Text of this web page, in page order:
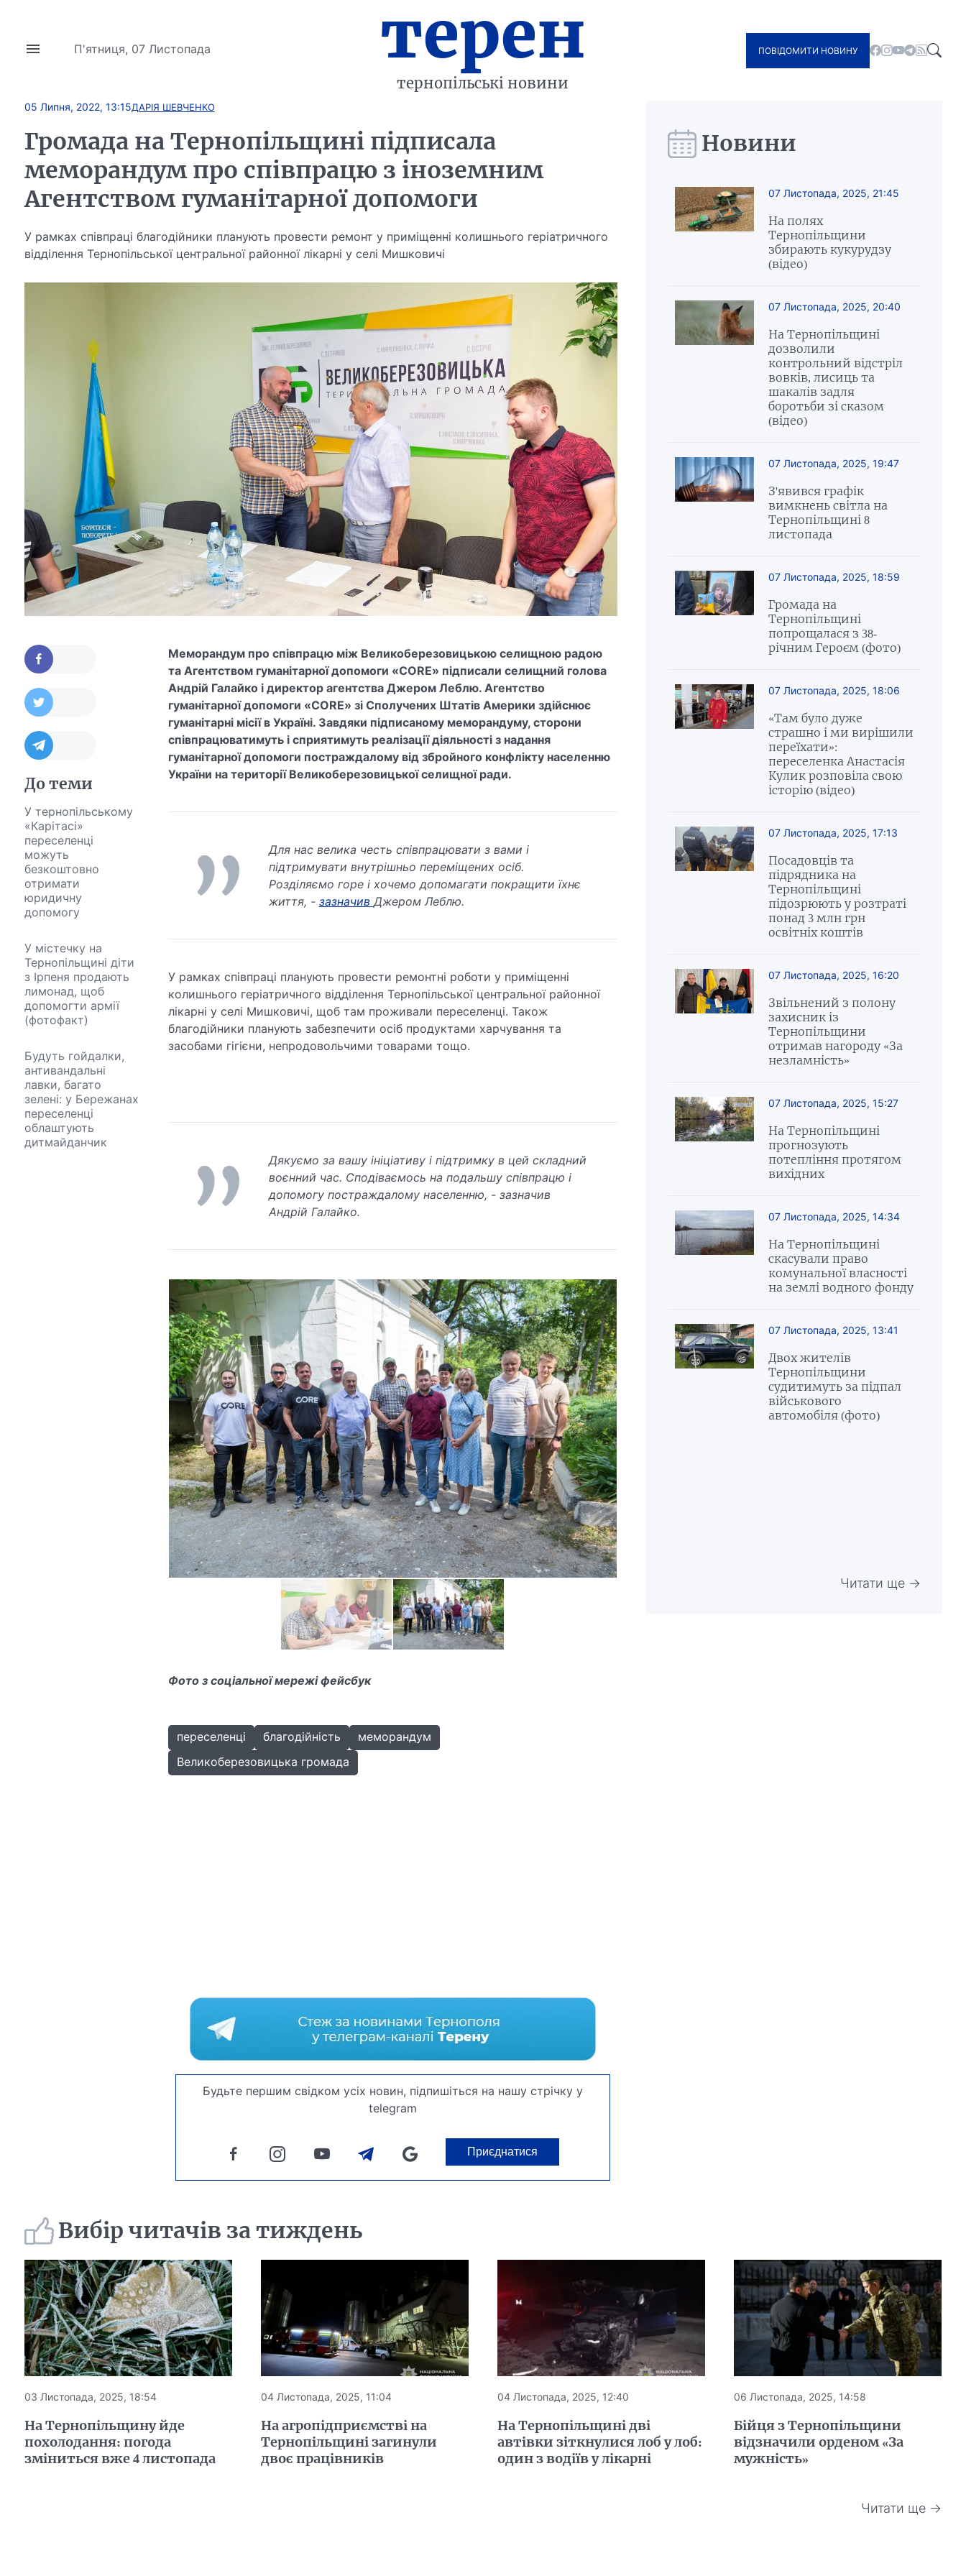
П'ятниця, 07 Листопада терен
тернопільські новини
ПОВІДОМИТИ НОВИНУ
05 Липня, 2022, 13:15ДАРІЯ ШЕВЧЕНКО
Громада на Тернопільщині підписала
меморандум про співпрацю з іноземним
Агентством гуманітарної допомоги
У рамках співпраці благодійники планують провести ремонт у приміщенні колишнього геріатричного
відділення Тернопільської центральної районної лікарні у селі Мишковичі
До теми
У тернопільському
«Карітасі»
переселенці
можуть
безкоштовно
отримати
юридичну
допомогу
У містечку на
Тернопільщині діти
з Ірпеня продають
лимонад, щоб
допомогти армії
(фотофакт)
Будуть гойдалки,
антивандальні
лавки, багато
зелені: у Бережанах
переселенці
облаштують
дитмайданчик
Меморандум про співпрацю між Великоберезовицькою селищною радою
та Агентством гуманітарної допомоги «CORE» підписали селищний голова
Андрій Галайко і директор агентства Джером Леблю. Агентство
гуманітарної допомоги «CORE» зі Сполучених Штатів Америки здійснює
гуманітарні місії в Україні. Завдяки підписаному меморандуму, сторони
співпрацюватимуть і сприятимуть реалізації діяльності з надання
гуманітарної допомоги постраждалому від збройного конфлікту населенню
України на території Великоберезовицької селищної ради.
Для нас велика честь співпрацювати з вами і
підтримувати внутрішньо переміщених осіб.
Розділяємо горе і хочемо допомагати покращити їхнє
життя, - зазначивДжером Леблю.
У рамках співпраці планують провести ремонтні роботи у приміщенні
колишнього геріатричного відділення Тернопільської центральної районної
лікарні у селі Мишковичі, щоб там проживали переселенці. Також
благодійники планують забезпечити осіб продуктами харчування та
засобами гігієни, непродовольчими товарами тощо.
Дякуємо за вашу ініціативу і підтримку в цей складний
воєнний час. Сподіваємось на подальшу співпрацю і
допомогу постраждалому населенню, - зазначив
Андрій Галайко.
Фото з соціальної мережі фейсбук
переселенці благодійність
меморандум
Великоберезовицька громада
Будьте першим свідком усіх новин, підпишіться на нашу стрічку у
telegram
Приєднатися
Новини
07 Листопада, 2025, 21:45
На полях
Тернопільщини
збирають кукурудзу
(відео)
07 Листопада, 2025, 20:40
На Тернопільщині
дозволили
контрольний відстріл
вовків, лисиць та
шакалів задля
боротьби зі сказом
(відео)
07 Листопада, 2025, 19:47
З'явився графік
вимкнень світла на
Тернопільщині 8
листопада
07 Листопада, 2025, 18:59
Громада на
Тернопільщині
попрощалася з 38-
річним Героєм (фото)
07 Листопада, 2025, 18:06
«Там було дуже
страшно і ми вирішили
переїхати»:
переселенка Анастасія
Кулик розповіла свою
історію (відео)
07 Листопада, 2025, 17:13
Посадовців та
підрядника на
Тернопільщині
підозрюють у розтраті
понад 3 млн грн
освітніх коштів
07 Листопада, 2025, 16:20
Звільнений з полону
захисник із
Тернопільщини
отримав нагороду «За
незламність»
07 Листопада, 2025, 15:27
На Тернопільщині
прогнозують
потепління протягом
вихідних
07 Листопада, 2025, 14:34
На Тернопільщині
скасували право
комунальної власності
на землі водного фонду
07 Листопада, 2025, 13:41
Двох жителів
Тернопільщини
судитимуть за підпал
військового
автомобіля (фото)
Читати ще →
Вибір читачів за тиждень
03 Листопада, 2025, 18:54
На Тернопільщину йде
похолодання: погода
зміниться вже 4 листопада
04 Листопада, 2025, 11:04
На агропідприємстві на
Тернопільщині загинули
двоє працівників
04 Листопада, 2025, 12:40
На Тернопільщині дві
автівки зіткнулися лоб у лоб:
один з водіїв у лікарні
06 Листопада, 2025, 14:58
Бійця з Тернопільщини
відзначили орденом «За
мужність»
Читати ще →